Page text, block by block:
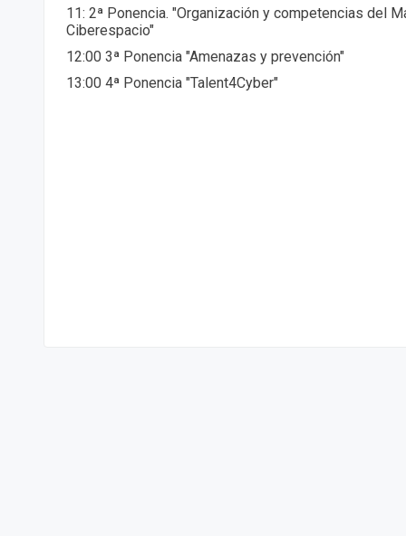
11: 2ª Ponencia. "Organización y competencias del
Ciberespacio"
12:00 3ª Ponencia "Amenazas y prevención"
13:00 4ª Ponencia "Talent4Cyber"